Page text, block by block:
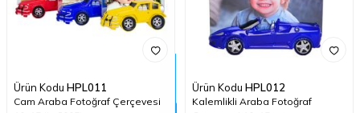
Ürün Kodu HPL011
Cam Araba Fotoğraf Çerçevesi
Ürün Kodu HPL012
Kalemlikli Araba Fotoğraf